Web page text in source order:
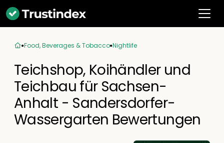
Food, Beverages & Tobacco Nightlife
Teichshop, Koihändler und
Teichbau für Sachsen-
Anhalt - Sandersdorfer-
Wassergarten Bewertungen